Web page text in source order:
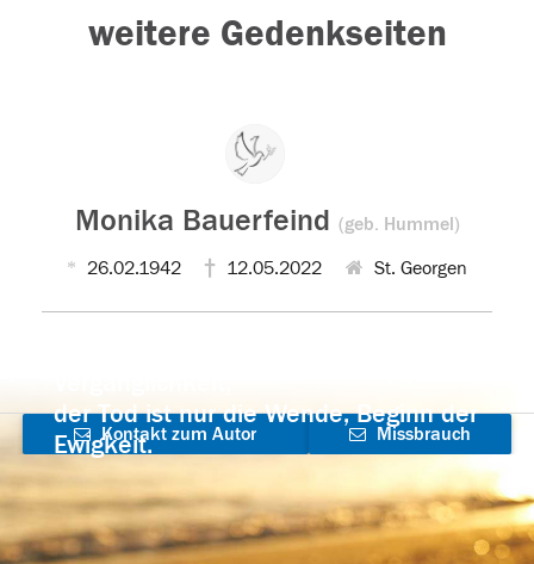
weitere Gedenkseiten
Monika Bauerfeind (geb. Hummel)
26.02.1942 12.05.2022 St. Georgen
der Tod ist nur die Wende, Beginn der
Ewigkeit.
Kontakt zum Autor
aufnehmen
Missbrauch